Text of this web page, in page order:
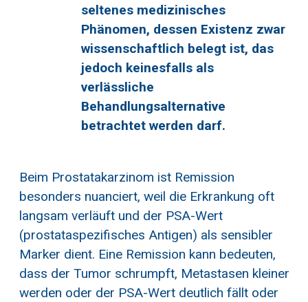
seltenes medizinisches
Phänomen, dessen Existenz zwar
wissenschaftlich belegt ist, das
jedoch keinesfalls als
verlässliche
Behandlungsalternative
betrachtet werden darf.
Beim Prostatakarzinom ist Remission
besonders nuanciert, weil die Erkrankung oft
langsam verläuft und der PSA-Wert
(prostataspezifisches Antigen) als sensibler
Marker dient. Eine Remission kann bedeuten,
dass der Tumor schrumpft, Metastasen kleiner
werden oder der PSA-Wert deutlich fällt oder